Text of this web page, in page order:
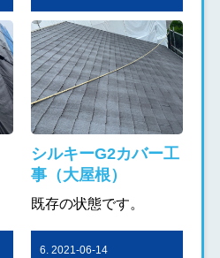
シルキーG2カバー工
事（大屋根）
既存の状態です。
6. 2021-06-14